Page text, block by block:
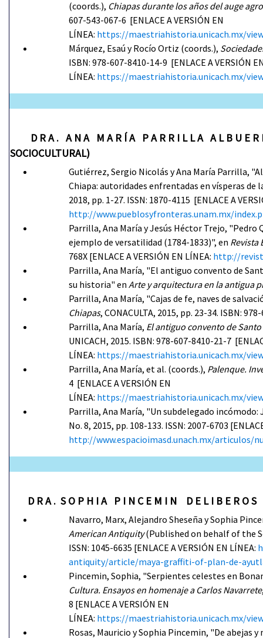
(coords.), Chiapas durante los años del auge
607-543-067-6 [ENLACE A VERSIÓN EN
LÍNEA: https://maestriahistoria.unicach.mx/
Márquez, Esaú y Rocío Ortiz (coords.),
ISBN: 978-607-8410-14-9 [ENLACE A VERSIÓN
LÍNEA: https://maestriahistoria.unicach.mx/
D R A . A N A M A R Í A P A R R I L L A A L B U E R
SOCIOCULTURAL)
Gutiérrez, Sergio Nicolás y Ana María Parrilla,
Chiapa: autoridades enfrentadas en vísperas de
2018, pp. 1-27. ISSN: 1870-4115 [ENLACE A
http://www.pueblosyfronteras.unam.mx/
Parrilla, Ana María y Jesús Héctor Trejo, "Pedro
ejemplo de versatilidad (1784-1833)", en Revista
768X [ENLACE A VERSIÓN EN LÍNEA: http://
Parrilla, Ana María, "El antiguo convento de
su historia" en Arte y arquitectura en la antigua
Parrilla, Ana María, "Cajas de fe, naves de
Chiapas, CONACULTA, 2015, pp. 23-34. ISBN:
Parrilla, Ana María, El antiguo convento de
UNICACH, 2015. ISBN: 978-607-8410-21-7
LÍNEA: https://maestriahistoria.unicach.mx/
Parrilla, Ana María, et al. (coords.), Palenque.
4 [ENLACE A VERSIÓN EN
LÍNEA: https://maestriahistoria.unicach.mx/
Parrilla, Ana María, "Un subdelegado
No. 8, 2015, pp. 108-133. ISSN: 2007-6703
http://www.espacioimasd.unach.mx/articulos/
D R A . S O P H I A P I N C E M I N D E L I B E R O S
Navarro, Marx, Alejandro Sheseña y Sophia
American Antiquity(Published on behalf of the
ISSN: 1045-6635 [ENLACE A VERSIÓN EN LÍNEA:
antiquity/article/maya-graffiti-of-plan-de-ayutla-
Pincemin, Sophia, "Serpientes celestes en
Cultura. Ensayos en homenaje a Carlos Navarrete
8 [ENLACE A VERSIÓN EN
LÍNEA: https://maestriahistoria.unicach.mx/
Rosas, Mauricio y Sophia Pincemin, "De abejas